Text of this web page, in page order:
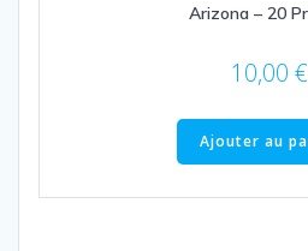
Arizona – 20
10,00 €
Ajouter au